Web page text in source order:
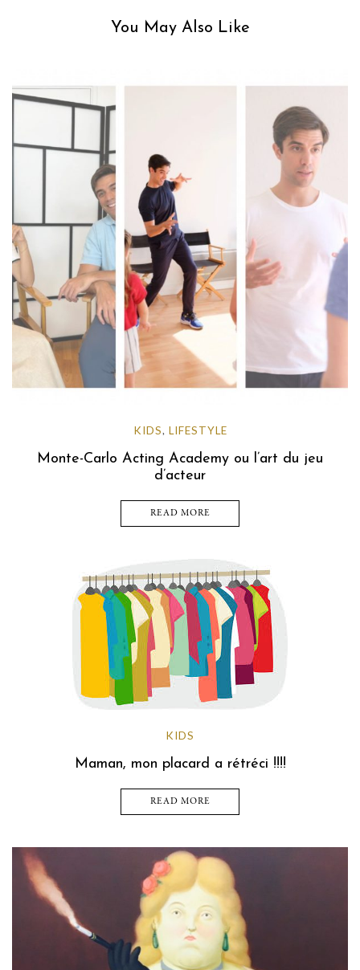
You May Also Like
KIDS, LIFESTYLE
Monte-Carlo Acting Academy ou l’art du jeu
d’acteur
READ MORE
KIDS
Maman, mon placard a rétréci !!!!
READ MORE